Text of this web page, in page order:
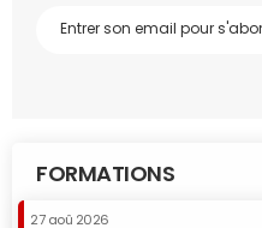
FORMATIONS
27 aoû 2026